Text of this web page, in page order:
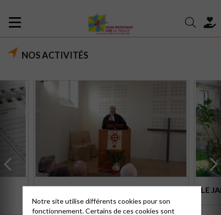
NOS ACTIVITÉS
LE CULTE LE
Notre site utilise différents cookies pour son
fonctionnement. Certains de ces cookies sont